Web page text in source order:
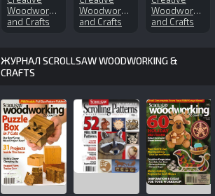
Woodworks
and Crafts
Woodworks
and Crafts
Woodworks
and Crafts
ЖУРНАЛ SCROLLSAW WOODWORKING &
CRAFTS